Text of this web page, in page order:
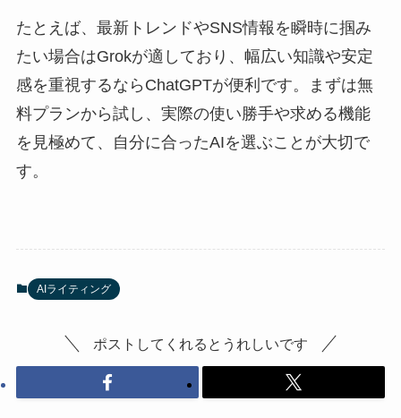
たとえば、最新トレンドやSNS情報を瞬時に掴み
たい場合はGrokが適しており、幅広い知識や安定
感を重視するならChatGPTが便利です。まずは無
料プランから試し、実際の使い勝手や求める機能
を見極めて、自分に合ったAIを選ぶことが大切で
す。
AIライティング
ポストしてくれるとうれしいです